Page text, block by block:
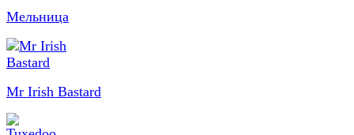
Мельница
Mr Irish Bastard